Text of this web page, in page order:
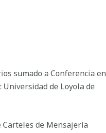
sumado a Conferencia en
de Loyola de
de Mensajería